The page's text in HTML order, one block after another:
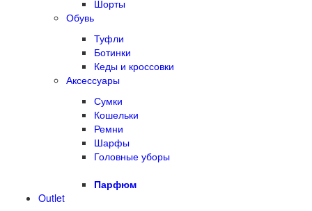
Шорты
Обувь
Туфли
Ботинки
Кеды и кроссовки
Аксессуары
Сумки
Кошельки
Ремни
Шарфы
Головные уборы
Парфюм
Outlet